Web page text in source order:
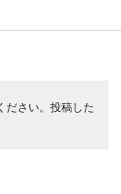
ださい。投稿した